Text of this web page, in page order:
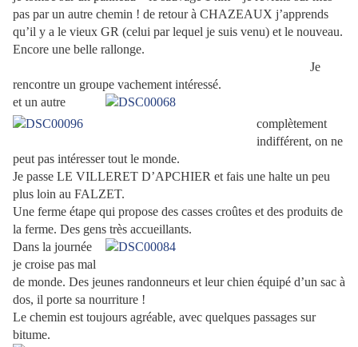
pas par un autre chemin ! de retour à CHAZEAUX j’apprends
qu’il y a le vieux GR (celui par lequel je suis venu) et le nouveau.
Encore une belle rallonge.
Je
rencontre un groupe vachement intéressé.
et un autre
complètement
indifférent, on ne
peut pas intéresser tout le monde.
Je passe LE VILLERET D’APCHIER et fais une halte un peu
plus loin au FALZET.
Une ferme étape qui propose des casses croûtes et des produits de
la ferme. Des gens très accueillants.
Dans la journée
je croise pas mal
de monde. Des jeunes randonneurs et leur chien équipé d’un sac à
dos, il porte sa nourriture !
Le chemin est toujours agréable, avec quelques passages sur
bitume.